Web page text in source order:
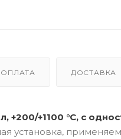
ОПЛАТА ДОСТАВКА
+200/+1100 °C, с
установка,